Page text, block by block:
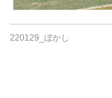
220129_ぼかし